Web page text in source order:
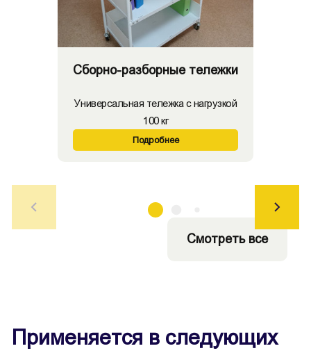
Сборно-разборные тележки
Универсальная тележка с нагрузкой
100 кг
Подробнее
Смотреть все
Применяется в следующих